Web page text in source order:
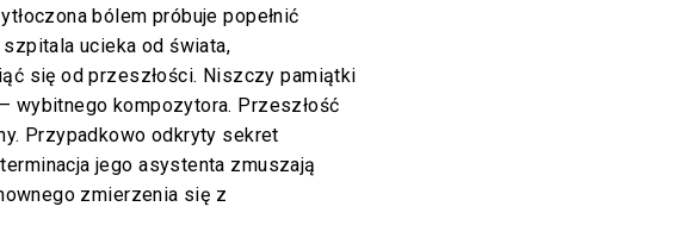
bólem próbuje popełnić
ucieka od świata,
się od przeszłości. Niszczy pamiątki
wybitnego kompozytora. Przeszłość
Przypadkowo odkryty sekret
jego asystenta zmuszają
zmierzenia się z